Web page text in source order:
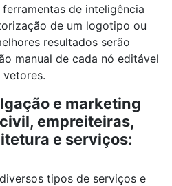
de inteligência
de um logotipo ou
resultados serão
manual de cada nó editável
e marketing
empreiteiras,
e serviços:
tipos de serviços e